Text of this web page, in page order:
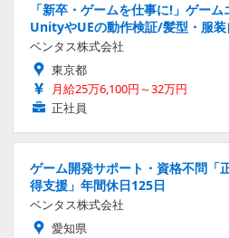
「新卒・ゲームを仕事に!」ゲー
UnityやUEの動作検証/髪型・服装
ベンタス株式会社
東京都
月給25万6,100円～32万円
正社員
ゲーム開発サポート・資格不問「
得支援」年間休日125日
ベンタス株式会社
愛知県